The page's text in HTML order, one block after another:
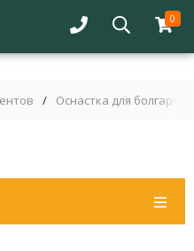
0
/ Оснастка для